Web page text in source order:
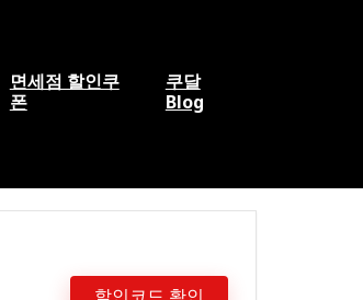
면세점 할인쿠
폰
쿠달
Blog